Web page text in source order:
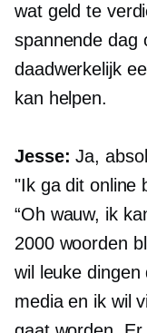
wat geld te
spannende dag
daadwerkelijk
kan helpen.
Jesse: Ja,
"Ik ga dit online
“Oh wauw, ik
2000 woorden
wil leuke
media en ik wil